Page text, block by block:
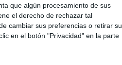
que algún procesamiento de sus
el derecho de rechazar tal
cambiar sus preferencias o retirar su
en el botón "Privacidad" en la parte